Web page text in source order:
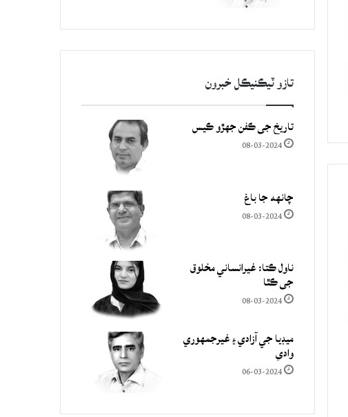
تازو ٽيڪنيڪل خبرون
تاريخ جي ڪفن جھڙو ڪيس
08-03-2024
چانهه جا باغ
08-03-2024
ناول ڪتا: غيرانساني مخلوق
جي ڪٿا
08-03-2024
ميڊيا جي آزادي ۽ غيرجمھوري
وادي
06-03-2024